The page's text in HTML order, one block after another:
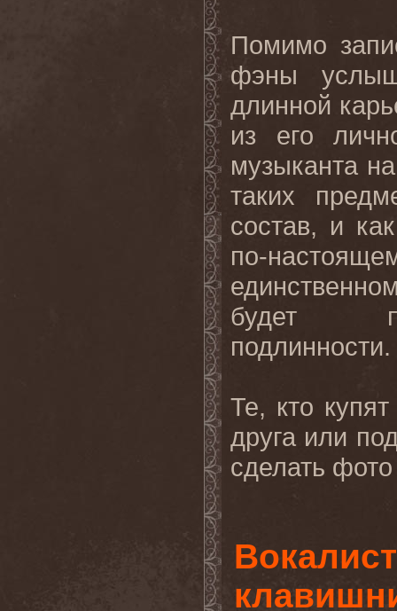
Помимо
фэны
длинной
из его
музыканта
таких
состав, и
по-
будет
подлинности.
Те, кто
друга или
сделать